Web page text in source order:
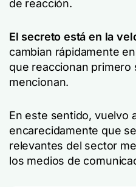
de reacción.
El secreto está en la
cambian rápidamente
que reaccionan primero
mencionan.
En este sentido, vuelvo
encarecidamente que
relevantes del sector
los medios de